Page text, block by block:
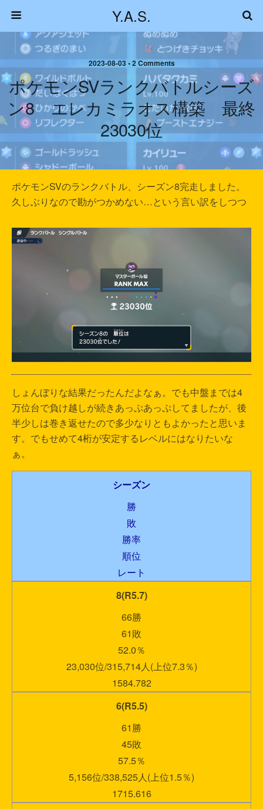
Y.A.S.
2023-08-03 • 2 Comments
ポケモンSVランクバトルシーズ
ン8 エレカミラオス構築 最終
23030位
ポケモンSVのランクバトル、シーズン8完走しました。
久しぶりなので勘がつかめない…という言い訳をしつつ
しょんぼりな結果だったんだよなぁ。でも中盤までは4
万位台で負け越しが続きあっぷあっぷしてましたが、後
半少しは巻き返せたので多少なりともよかったと思いま
す。でもせめて4桁が安定するレベルにはなりたいな
ぁ。
シーズン
勝
敗
勝率
順位
レート
8(R5.7)
66勝
61敗
52.0％
23,030位/315,714人(上位7.3％)
1584.782
6(R5.5)
61勝
45敗
57.5％
5,156位/338,525人(上位1.5％)
1715.616